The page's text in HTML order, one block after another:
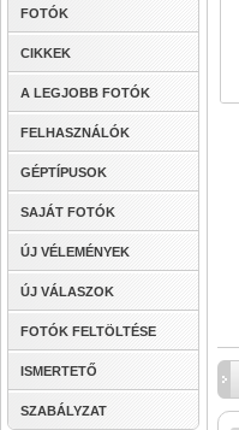
FOTÓK
CIKKEK
A LEGJOBB FOTÓK
FELHASZNÁLÓK
GÉPTÍPUSOK
SAJÁT FOTÓK
ÚJ VÉLEMÉNYEK
ÚJ VÁLASZOK
FOTÓK FELTÖLTÉSE
ISMERTETŐ
SZABÁLYZAT